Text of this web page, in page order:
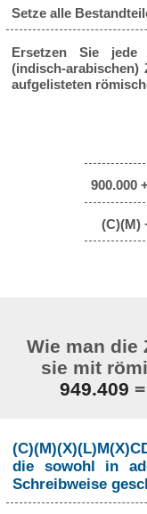
Setze alle
Ersetzen Sie jede
(indisch-arabischen)
aufgelisteten
900.000
(C)(M)
Wie man die
sie mit
949.409 =
die sowohl in
Schreibweise